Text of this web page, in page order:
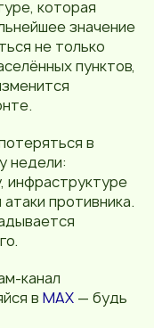
которая
значение
не только
пунктов,
в
недели:
инфраструктуре
противника.
канал
в MAX — будь